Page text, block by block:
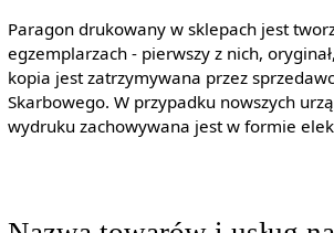
Paragon drukowany w sklepach jest
egzemplarzach - pierwszy z nich,
kopia jest zatrzymywana przez
Skarbowego. W przypadku nowszych
wydruku zachowywana jest w formie